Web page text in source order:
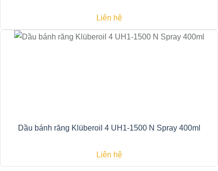
Liên hệ
Dầu bánh răng Klüberoil 4 UH1-1500 N Spray 400ml
Liên hệ